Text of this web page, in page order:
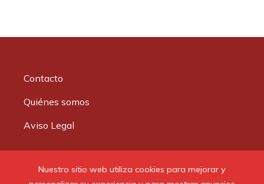
Nuestro sitio web utiliza cookies para mejorar y
Contacto
Quiénes somos
Aviso Legal